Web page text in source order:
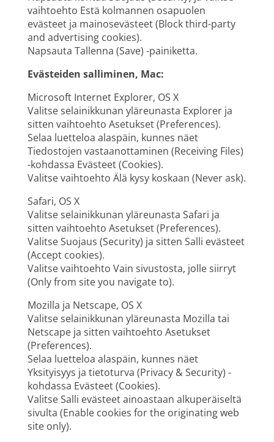
vaihtoehto Estä kolmannen osapuolen
evästeet ja mainosevästeet (Block third-party
and advertising cookies).
Napsauta Tallenna (Save) -painiketta.
Evästeiden salliminen, Mac:
Microsoft Internet Explorer, OS X
Valitse selainikkunan yläreunasta Explorer ja
sitten vaihtoehto Asetukset (Preferences).
Selaa luetteloa alaspäin, kunnes näet
Tiedostojen vastaanottaminen (Receiving Files)
-kohdassa Evästeet (Cookies).
Valitse vaihtoehto Älä kysy koskaan (Never ask).
Safari, OS X
Valitse selainikkunan yläreunasta Safari ja
sitten vaihtoehto Asetukset (Preferences).
Valitse Suojaus (Security) ja sitten Salli evästeet
(Accept cookies).
Valitse vaihtoehto Vain sivustosta, jolle siirryt
(Only from site you navigate to).
Mozilla ja Netscape, OS X
Valitse selainikkunan yläreunasta Mozilla tai
Netscape ja sitten vaihtoehto Asetukset
(Preferences).
Selaa luetteloa alaspäin, kunnes näet
Yksityisyys ja tietoturva (Privacy & Security) -
kohdassa Evästeet (Cookies).
Valitse Salli evästeet ainoastaan alkuperäiseltä
sivulta (Enable cookies for the originating web
site only).